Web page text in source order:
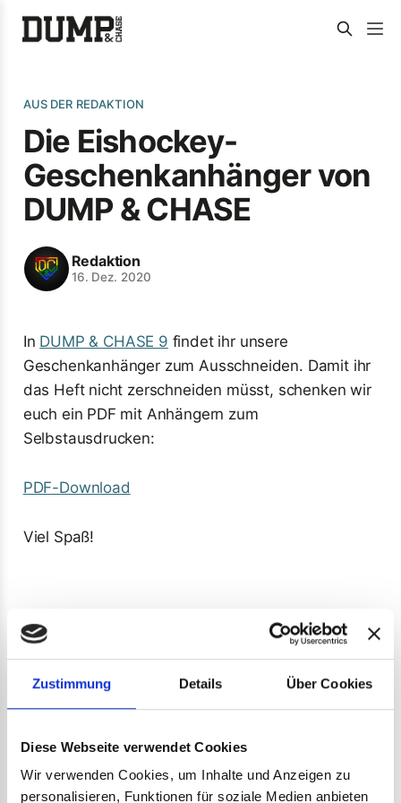
Zustimmung Details Über Cookies
Diese Webseite verwendet Cookies
Wir verwenden Cookies, um Inhalte und Anzeigen zu
personalisieren, Funktionen für soziale Medien anbieten
AUS DER REDAKTION
Die Eishockey-
Geschenkanhänger von
DUMP & CHASE
Redaktion
16. Dez. 2020
In DUMP & CHASE 9 findet ihr unsere
Geschenkanhänger zum Ausschneiden. Damit ihr
das Heft nicht zerschneiden müsst, schenken wir
euch ein PDF mit Anhängern zum
Selbstausdrucken:
PDF-Download
Viel Spaß!
MEHR EISHOCKEY-GESCHICHTEN
3x3-Eishockey: Neues Format soll olympisch
werden